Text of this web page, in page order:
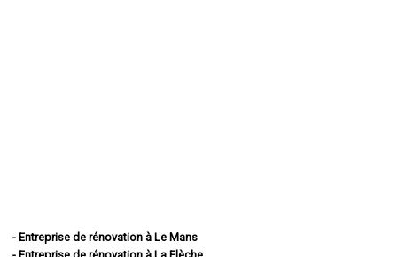
- Entreprise de rénovation à Le Mans